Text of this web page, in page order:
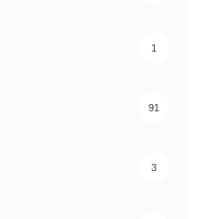
1
91
3